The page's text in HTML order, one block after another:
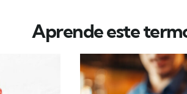
Aprende este